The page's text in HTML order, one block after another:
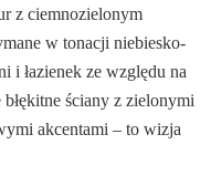
z ciemnozielonym
w tonacji niebiesko-
i łazienek ze względu na
ściany z zielonymi
akcentami – to wizja